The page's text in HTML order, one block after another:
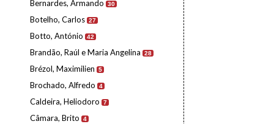
Bernardes, Armando 30
Botelho, Carlos 27
Botto, António 42
Brandão, Raúl e Maria Angelina 28
Brézol, Maximilien 5
Brochado, Alfredo 4
Caldeira, Heliodoro 7
Câmara, Brito 4